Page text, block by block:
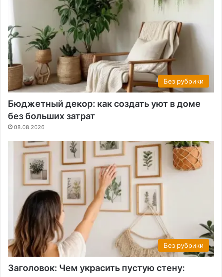
Без рубрики
Бюджетный декор: как создать уют в доме
без больших затрат
08.08.2026
Без рубрики
Заголовок: Чем украсить пустую стену: